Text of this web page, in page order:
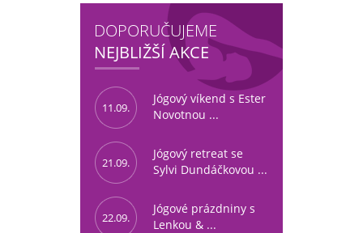
DOPORUČUJEME
NEJBLIŽŠÍ AKCE
11.09.
Jógový víkend s Ester
Novotnou ...
21.09.
Jógový retreat se
Sylvi Dundáčkovou ...
22.09.
Jógové prázdniny s
Lenkou & ...